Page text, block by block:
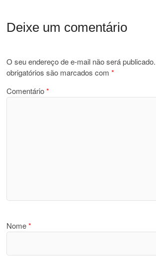
Deixe um comentário
O seu endereço de e-mail não será publicado.
obrigatórios são marcados com*
Comentário*
Nome*